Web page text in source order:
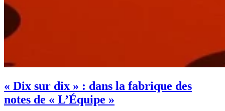
« Dix sur dix » : dans la fabrique des
notes de « L’Équipe »